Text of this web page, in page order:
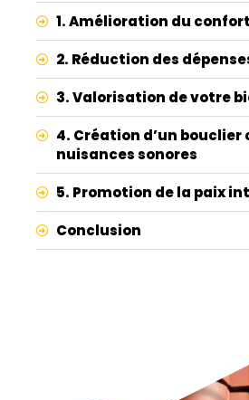
1. Amélioration du
2. Réduction des
3. Valorisation de votre
4. Création d’un bouclier
nuisances sonores
5. Promotion de la paix
Conclusion